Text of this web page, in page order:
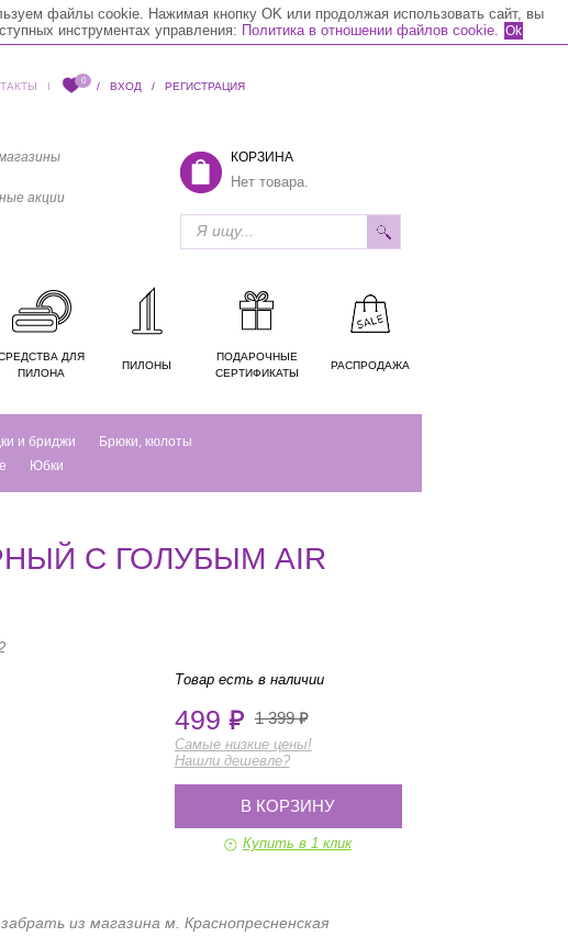
файлы cookie. Нажимая кнопку OK или продолжая использовать сайт, вы
инструментах управления: Политика в отношении файлов cookie. Ok
ǀ 0 / ВХОД / РЕГИСТРАЦИЯ
КОРЗИНА
Нет товара.
акции
ДЛЯ
ПИЛОНА
ПИЛОНЫ
ПОДАРОЧНЫЕ
СЕРТИФИКАТЫ
РАСПРОДАЖА
и бриджи
Брюки, кюлоты
Юбки
С ГОЛУБЫМ AIR
Товар есть в наличии
499 1 399
Самые низкие цены!
Нашли дешевле?
В КОРЗИНУ
Купить в 1 клик
из магазина м. Краснопресненская